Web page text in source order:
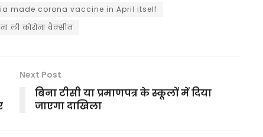
made corona vaccine in April itself
ली कोरोना वैक्सीन
Next Post
बिना टीसी या प्रमाणपत्र के स्कूलों में दिया
जाएगा दाखिला